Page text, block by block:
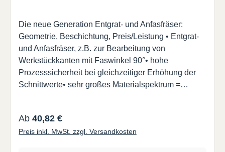
Die neue Generation Entgrat- und Anfasfräser:
Geometrie, Beschichtung, Preis/Leistung • Entgrat-
und Anfasfräser, z.B. zur Bearbeitung von
Werkstückkanten mit Faswinkel 90°• hohe
Prozesssicherheit bei gleichzeitiger Erhöhung der
Schnittwerte• sehr großes Materialspektrum =
mit 6 Zähnen für höchste Vorschübe und bessere
Oberflächengüte Katalog-Nr. 53399 Ø 6.0
Regulärer Preis:
Ab 40,82 €
Preis inkl. MwSt. zzgl. Versandkosten